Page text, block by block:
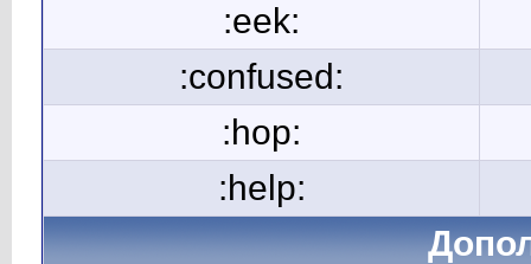
:eek:
:confused:
:hop:
:help: